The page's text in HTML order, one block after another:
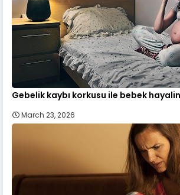
Gebelik kaybı korkusu ile bebek
March 23, 2026